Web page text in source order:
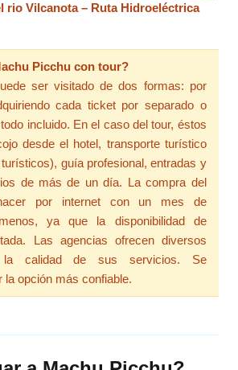
rio Vilcanota – Ruta Hidroeléctrica
Picchu con tour?
ser visitado de dos formas: por
cada ticket por separado o
incluido. En el caso del tour, éstos
desde el hotel, transporte turístico
guía profesional, entradas y
de más de un día. La compra del
por internet con un mes de
ya que la disponibilidad de
Las agencias ofrecen diversos
la calidad de sus servicios. Se
la opción más confiable.